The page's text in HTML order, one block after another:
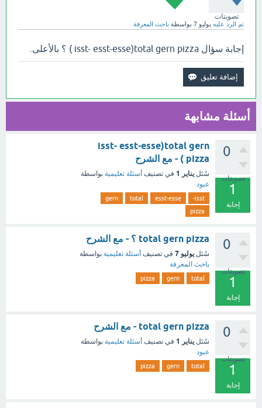
تصويتات
تم الرد عليه يوليو 7 بواسطة باحث المعرفة
إجابة سؤال isst- esst-esse)total gern pizza ) ؟ بالأعلى.
أسئلة مشابهة
0
تصويتات
1
إجابة
isst- esst-esse)total gern
pizza ) - مع الشرح
سُئل يناير 1 في تصنيف أسئلة تعليمية بواسطة
عبود
isst-
esst-esse
total
gern
pizza
0
تصويتات
1
إجابة
total gern pizza ؟ - مع الشرح
سُئل يوليو 7 في تصنيف أسئلة تعليمية بواسطة
باحث المعرفة
total
gern
pizza
0
تصويتات
1
إجابة
total gern pizza - مع الشرح
سُئل يناير 1 في تصنيف أسئلة تعليمية بواسطة
عبود
total
gern
pizza